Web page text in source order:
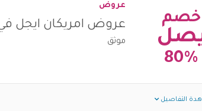
خصم
80%
عروض
عروض امريكان ايجل في
موثق
التفاصيل